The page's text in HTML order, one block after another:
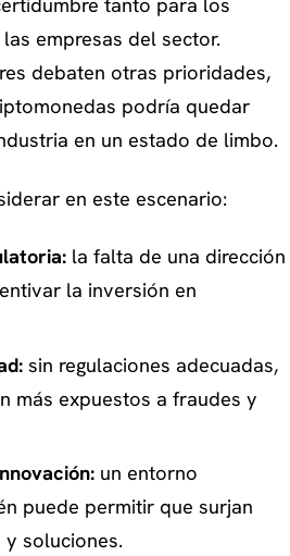
empresas del sector.
debaten otras prioridades,
podría quedar
en un estado de limbo.
en este escenario:
la falta de una dirección
la inversión en
sin regulaciones adecuadas,
más expuestos a fraudes y
un entorno
puede permitir que surjan
y soluciones.